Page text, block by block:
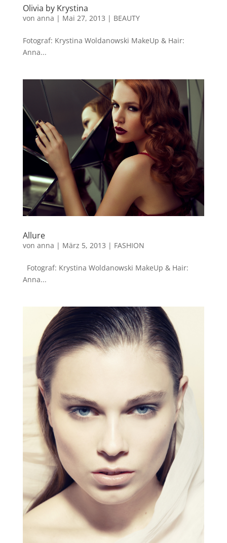
Olivia by Krystina
von anna | Mai 27, 2013 | BEAUTY
Fotograf: Krystina Woldanowski MakeUp & Hair:
Anna...
Allure
von anna | März 5, 2013 | FASHION
Fotograf: Krystina Woldanowski MakeUp & Hair:
Anna...